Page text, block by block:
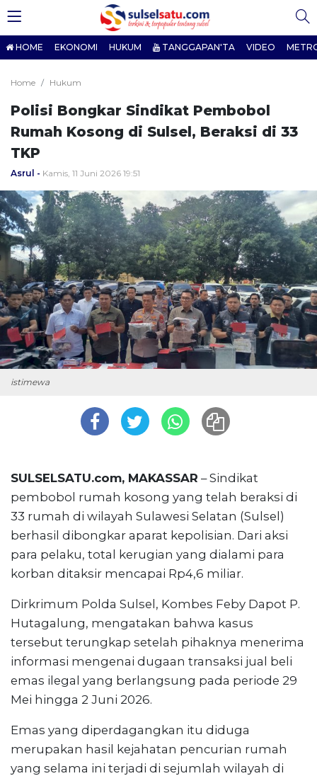
HOME EKONOMI HUKUM TANGGAPAN'TA VIDEO
Home Hukum
Polisi Bongkar Sindikat Pembobol
Rumah Kosong di Sulsel, Beraksi di 33
TKP
Asrul Kamis, 11 Juni 2026 19:51
istimewa
SULSELSATU.com, MAKASSAR – Sindikat
pembobol rumah kosong yang telah beraksi di
33 rumah di wilayah Sulawesi Selatan (Sulsel)
berhasil dibongkar aparat kepolisian. Dari aksi
para pelaku, total kerugian yang dialami para
korban ditaksir mencapai Rp4,6 miliar.
Dirkrimum Polda Sulsel, Kombes Feby Dapot P.
Hutagalung, mengatakan bahwa kasus
tersebut terungkap setelah pihaknya menerima
informasi mengenai dugaan transaksi jual beli
emas ilegal yang berlangsung pada periode 29
Mei hingga 2 Juni 2026.
Emas yang diperdagangkan itu diduga
merupakan hasil kejahatan pencurian rumah
yang selama ini terjadi di sejumlah wilayah di